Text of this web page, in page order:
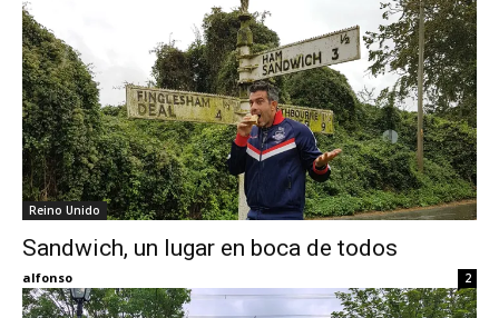
Reino Unido
Sandwich, un lugar en boca de todos
alfonso 2